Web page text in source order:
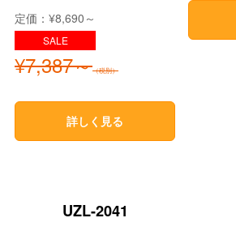
定価：¥8,690～
¥7,387～（税別）
詳しく見る
UZL-2041